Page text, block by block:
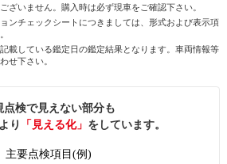
ざいません。購入時は必ず現車をご確認下さい。
ンチェックシートにつきましては、形式および表示項
載している鑑定日の鑑定結果となります。車両情報等
せ下さい。
点検で見えない部分も
り
「見える化」 をしています。
主要点検項目(例)